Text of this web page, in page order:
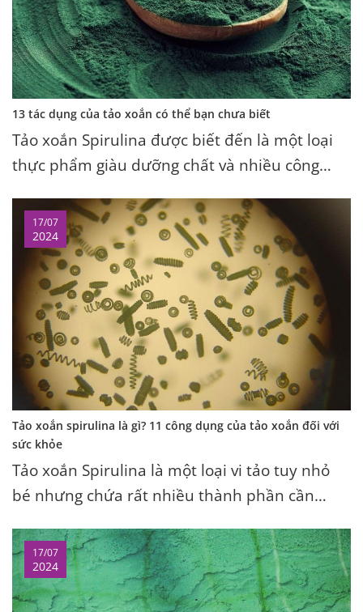
13 tác dụng của tảo xoắn có thể bạn chưa biết
Tảo xoắn Spirulina được biết đến là một loại
thực phẩm giàu dưỡng chất và nhiều công
hiểu về tác dụng của tảo xoắn qua bài viết sau
nhé!
Tảo xoắn spirulina là gì? 11 công dụng của tảo xoắn đối với
sức khỏe
17/07
2024
Tảo xoắn Spirulina là một loại vi tảo tuy nhỏ
bé nhưng chứa rất nhiều thành phần cần
dụng của loại tảo này nhé
17/07
2024